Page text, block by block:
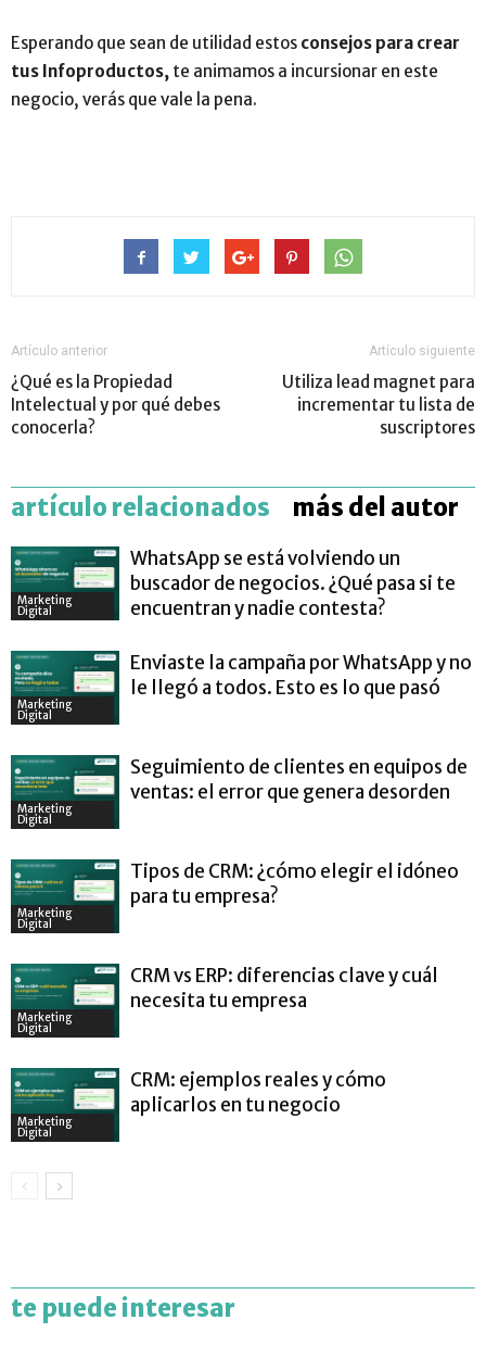
Esperando que sean de utilidad estos consejos para crear
tus Infoproductos, te animamos a incursionar en este
negocio, verás que vale la pena.
Artículo anterior
¿Qué es la Propiedad
Intelectual y por qué debes
conocerla?
Artículo siguiente
Utiliza lead magnet para
incrementar tu lista de
suscriptores
artículo relacionados más del autor
Marketing
Digital
WhatsApp se está volviendo un
buscador de negocios. ¿Qué pasa si te
encuentran y nadie contesta?
Marketing
Digital
Enviaste la campaña por WhatsApp y no
le llegó a todos. Esto es lo que pasó
Marketing
Digital
Seguimiento de clientes en equipos de
ventas: el error que genera desorden
Marketing
Digital
Tipos de CRM: ¿cómo elegir el idóneo
para tu empresa?
Marketing
Digital
CRM vs ERP: diferencias clave y cuál
necesita tu empresa
Marketing
Digital
CRM: ejemplos reales y cómo
aplicarlos en tu negocio
te puede interesar